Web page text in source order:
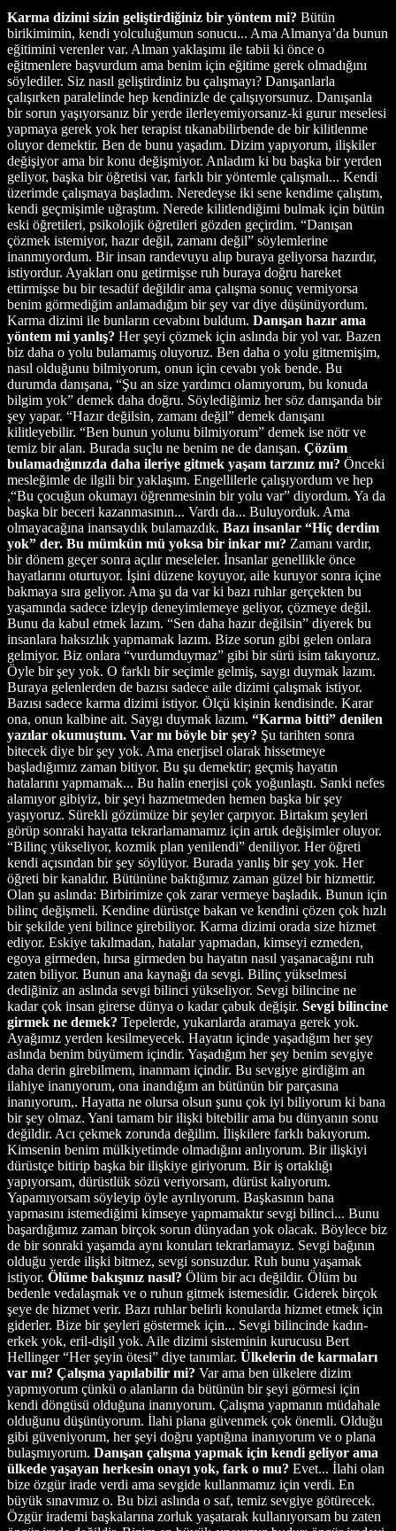
Karma dizimi sizin geliştirdiğiniz bir yöntem mi? Bütün
birikimimin, kendi yolculuğumun sonucu... Ama Almanya’da bunun
eğitimini verenler var. Alman yaklaşımı ile tabii ki önce o
eğitmenlere başvurdum ama benim için eğitime gerek olmadığını
söylediler. Siz nasıl geliştirdiniz bu çalışmayı? Danışanlarla
çalışırken paralelinde hep kendinizle de çalışıyorsunuz. Danışanla
bir sorun yaşıyorsanız bir yerde ilerleyemiyorsanız-ki gurur meselesi
yapmaya gerek yok her terapist tıkanabilirbende de bir kilitlenme
oluyor demektir. Ben de bunu yaşadım. Dizim yapıyorum, ilişkiler
değişiyor ama bir konu değişmiyor. Anladım ki bu başka bir yerden
geliyor, başka bir öğretisi var, farklı bir yöntemle çalışmalı... Kendi
üzerimde çalışmaya başladım. Neredeyse iki sene kendime çalıştım,
kendi geçmişimle uğraştım. Nerede kilitlendiğimi bulmak için bütün
eski öğretileri, psikolojik öğretileri gözden geçirdim. “Danışan
çözmek istemiyor, hazır değil, zamanı değil” söylemlerine
inanmıyordum. Bir insan randevuyu alıp buraya geliyorsa hazırdır,
istiyordur. Ayakları onu getirmişse ruh buraya doğru hareket
ettirmişse bu bir tesadüf değildir ama çalışma sonuç vermiyorsa
benim görmediğim anlamadığım bir şey var diye düşünüyordum.
Karma dizimi ile bunların cevabını buldum. Danışan hazır ama
yöntem mi yanlış? Her şeyi çözmek için aslında bir yol var. Bazen
biz daha o yolu bulamamış oluyoruz. Ben daha o yolu gitmemişim,
nasıl olduğunu bilmiyorum, onun için cevabı yok bende. Bu
durumda danışana, “Şu an size yardımcı olamıyorum, bu konuda
bilgim yok” demek daha doğru. Söylediğimiz her söz danışanda bir
şey yapar. “Hazır değilsin, zamanı değil” demek danışanı
kilitleyebilir. “Ben bunun yolunu bilmiyorum” demek ise nötr ve
temiz bir alan. Burada suçlu ne benim ne de danışan. Çözüm
bulamadığınızda daha ileriye gitmek yaşam tarzınız mı? Önceki
mesleğimle de ilgili bir yaklaşım. Engellilerle çalışıyordum ve hep
,“Bu çocuğun okumayı öğrenmesinin bir yolu var” diyordum. Ya da
başka bir beceri kazanmasının... Vardı da... Buluyorduk. Ama
olmayacağına inansaydık bulamazdık. Bazı insanlar “Hiç derdim
yok” der. Bu mümkün mü yoksa bir inkar mı? Zamanı vardır,
bir dönem geçer sonra açılır meseleler. İnsanlar genellikle önce
hayatlarını oturtuyor. İşini düzene koyuyor, aile kuruyor sonra içine
bakmaya sıra geliyor. Ama şu da var ki bazı ruhlar gerçekten bu
yaşamında sadece izleyip deneyimlemeye geliyor, çözmeye değil.
Bunu da kabul etmek lazım. “Sen daha hazır değilsin” diyerek bu
insanlara haksızlık yapmamak lazım. Bize sorun gibi gelen onlara
gelmiyor. Biz onlara “vurdumduymaz” gibi bir sürü isim takıyoruz.
Öyle bir şey yok. O farklı bir seçimle gelmiş, saygı duymak lazım.
Buraya gelenlerden de bazısı sadece aile dizimi çalışmak istiyor.
Bazısı sadece karma dizimi istiyor. Ölçü kişinin kendisinde. Karar
ona, onun kalbine ait. Saygı duymak lazım. “Karma bitti” denilen
yazılar okumuştum. Var mı böyle bir şey? Şu tarihten sonra
bitecek diye bir şey yok. Ama enerjisel olarak hissetmeye
başladığımız zaman bitiyor. Bu şu demektir; geçmiş hayatın
hatalarını yapmamak... Bu halin enerjisi çok yoğunlaştı. Sanki nefes
alamıyor gibiyiz, bir şeyi hazmetmeden hemen başka bir şey
yaşıyoruz. Sürekli gözümüze bir şeyler çarpıyor. Birtakım şeyleri
görüp sonraki hayatta tekrarlamamamız için artık değişimler oluyor.
“Bilinç yükseliyor, kozmik plan yenilendi” deniliyor. Her öğreti
kendi açısından bir şey söylüyor. Burada yanlış bir şey yok. Her
öğreti bir kanaldır. Bütününe baktığımız zaman güzel bir hizmettir.
Olan şu aslında: Birbirimize çok zarar vermeye başladık. Bunun için
bilinç değişmeli. Kendine dürüstçe bakan ve kendini çözen çok hızlı
bir şekilde yeni bilince girebiliyor. Karma dizimi orada size hizmet
ediyor. Eskiye takılmadan, hatalar yapmadan, kimseyi ezmeden,
egoya girmeden, hırsa girmeden bu hayatın nasıl yaşanacağını ruh
zaten biliyor. Bunun ana kaynağı da sevgi. Bilinç yükselmesi
dediğiniz an aslında sevgi bilinci yükseliyor. Sevgi bilincine ne
kadar çok insan girerse dünya o kadar çabuk değişir. Sevgi bilincine
girmek ne demek? Tepelerde, yukarılarda aramaya gerek yok.
Ayağımız yerden kesilmeyecek. Hayatın içinde yaşadığım her şey
aslında benim büyümem içindir. Yaşadığım her şey benim sevgiye
daha derin girebilmem, inanmam içindir. Bu sevgiye girdiğim an
ilahiye inanıyorum, ona inandığım an bütünün bir parçasına
inanıyorum,. Hayatta ne olursa olsun şunu çok iyi biliyorum ki bana
bir şey olmaz. Yani tamam bir ilişki bitebilir ama bu dünyanın sonu
değildir. Acı çekmek zorunda değilim. İlişkilere farklı bakıyorum.
Kimsenin benim mülkiyetimde olmadığını anlıyorum. Bir ilişkiyi
dürüstçe bitirip başka bir ilişkiye giriyorum. Bir iş ortaklığı
yapıyorsam, dürüstlük sözü veriyorsam, dürüst kalıyorum.
Yapamıyorsam söyleyip öyle ayrılıyorum. Başkasının bana
yapmasını istemediğimi kimseye yapmamaktır sevgi bilinci... Bunu
başardığımız zaman birçok sorun dünyadan yok olacak. Böylece biz
de bir sonraki yaşamda aynı konuları tekrarlamayız. Sevgi bağının
olduğu yerde ilişki bitmez, sevgi sonsuzdur. Ruh bunu yaşamak
istiyor. Ölüme bakışınız nasıl? Ölüm bir acı değildir. Ölüm bu
bedenle vedalaşmak ve o ruhun gitmek istemesidir. Giderek birçok
şeye de hizmet verir. Bazı ruhlar belirli konularda hizmet etmek için
giderler. Bize bir şeyleri göstermek için... Sevgi bilincinde kadın-
erkek yok, eril-dişil yok. Aile dizimi sisteminin kurucusu Bert
Hellinger “Her şeyin ötesi” diye tanımlar. Ülkelerin de karmaları
var mı? Çalışma yapılabilir mi? Var ama ben ülkelere dizim
yapmıyorum çünkü o alanların da bütünün bir şeyi görmesi için
kendi döngüsü olduğuna inanıyorum. Çalışma yapmanın müdahale
olduğunu düşünüyorum. İlahi plana güvenmek çok önemli. Olduğu
gibi güveniyorum, her şeyi doğru yaptığına inanıyorum ve o plana
bulaşmıyorum. Danışan çalışma yapmak için kendi geliyor ama
ülkede yaşayan herkesin onayı yok, fark o mu? Evet... İlahi olan
bize özgür irade verdi ama sevgide kullanmamız için verdi. En
büyük sınavımız o. Bu bizi aslında o saf, temiz sevgiye götürecek.
Özgür irademi başkalarına zorluk yaşatarak kullanıyorsam bu zaten